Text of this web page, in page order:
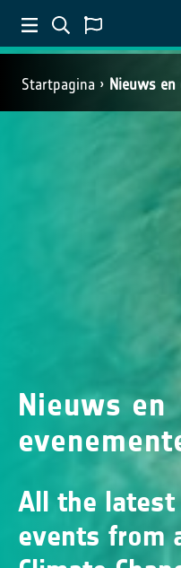
Startpagina Nieuws en
Nieuws en
All the
events from